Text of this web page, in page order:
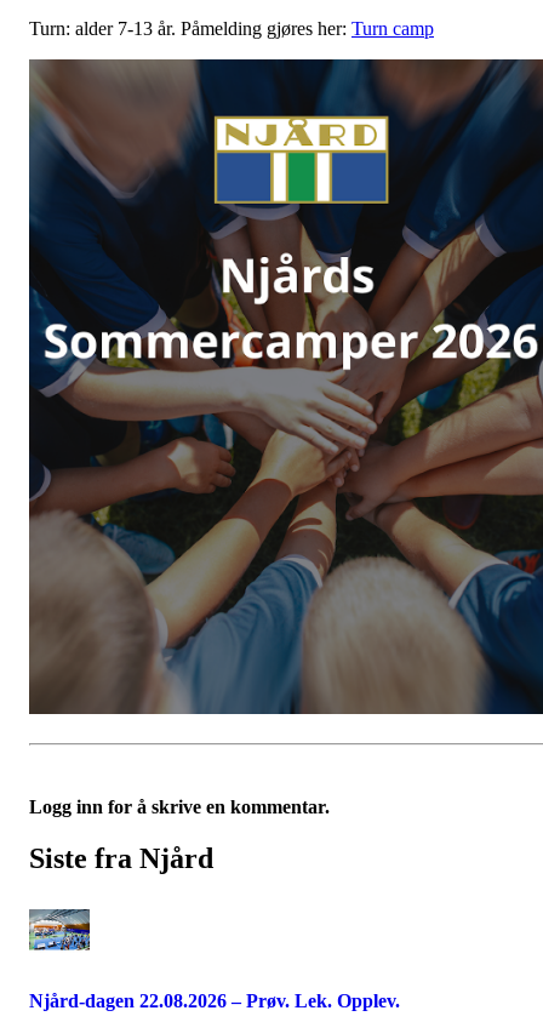
Turn: alder 7-13 år. Påmelding gjøres her: Turn camp
Logg inn for å skrive en kommentar.
Siste fra Njård
Njård-dagen 22.08.2026 – Prøv. Lek. Opplev.